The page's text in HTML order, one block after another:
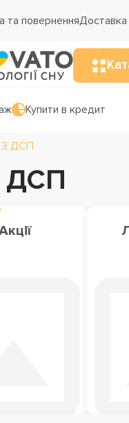
та поверненняДоставка
Купити в кредит
З ДСП
ДСП